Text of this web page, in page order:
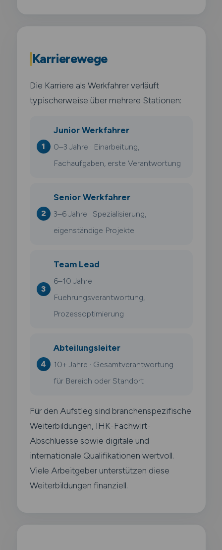
Karrierewege
Die Karriere als Werkfahrer verläuft
typischerweise über mehrere Stationen:
Junior Werkfahrer
0–3 Jahre · Einarbeitung,
Fachaufgaben, erste Verantwortung
Senior Werkfahrer
3–6 Jahre · Spezialisierung,
eigenständige Projekte
Team Lead
6–10 Jahre ·
Fuehrungsverantwortung,
Prozessoptimierung
Abteilungsleiter
10+ Jahre · Gesamtverantwortung
für Bereich oder Standort
Für den Aufstieg sind branchenspezifische
Weiterbildungen, IHK-Fachwirt-
Abschluesse sowie digitale und
internationale Qualifikationen wertvoll.
Viele Arbeitgeber unterstützen diese
Weiterbildungen finanziell.